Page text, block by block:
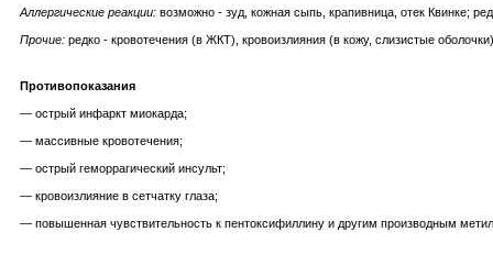
Аллергические реакции: возможно - зуд, кожная сыпь, крапивница, отек Квинке;
Прочие: редко - кровотечения (в ЖКТ), кровоизлияния (в кожу, слизистые
Противопоказания
— острый инфаркт миокарда;
— массивные кровотечения;
— острый геморрагический инсульт;
— кровоизлияние в сетчатку глаза;
— повышенная чувствительность к пентоксифиллину и другим производным